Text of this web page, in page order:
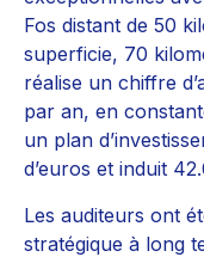
Fos distant de 50
superficie, 70
réalise un chiffre
par an, en
un plan
d’euros et induit
Les auditeurs ont
stratégique à long